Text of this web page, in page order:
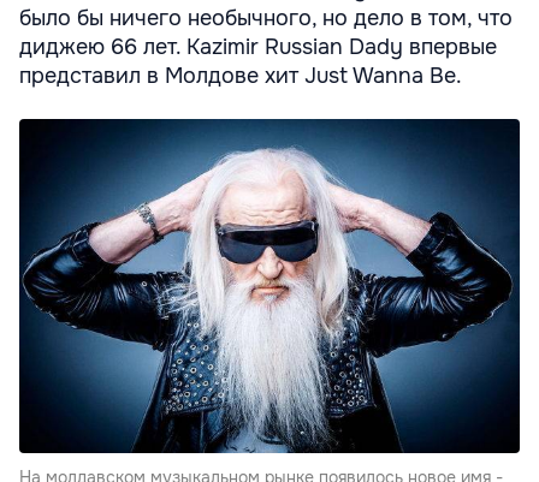
было бы ничего необычного, но дело в том, что
диджею 66 лет. Kazimir Russian Dady впервые
представил в Молдове хит Just Wanna Be.
На молдавском музыкальном рынке появилось новое имя -